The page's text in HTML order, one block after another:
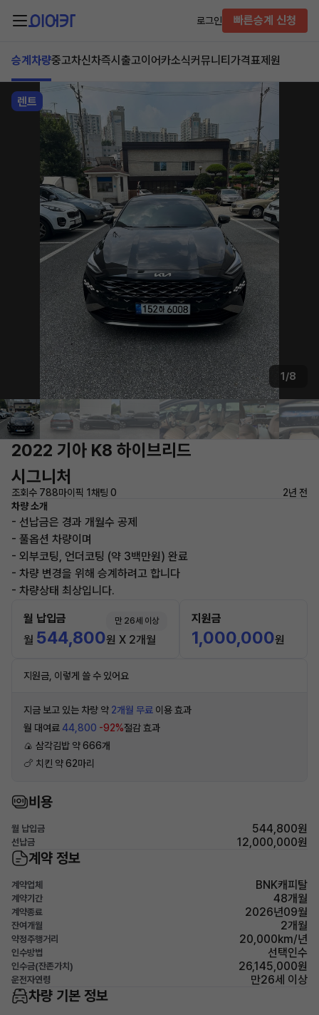
로그인 빠른승계 신청
승계차량중고차신차즉시출고이어카소식커뮤니티 가격표제원
렌트
1/8
2022 기아 K8 하이브리드
시그니처
조회수 788마이픽 1채팅 0
2년 전
차량 소개
- 선납금은 경과 개월수 공제
- 풀옵션 차량이며
- 외부코팅, 언더코팅 (약 3백만원) 완료
- 차량 변경을 위해 승계하려고 합니다
- 차량상태 최상입니다.
월 납입금 만 26세 이상
월 544,800원 X 2개월
지원금
1,000,000원
지원금, 이렇게 쓸 수 있어요
지금 보고 있는 차량 약 2개월 무료 이용 효과
월 대여료44,800 -92%절감 효과
🍙 삼각김밥 약 666개
🍗 치킨 약 62마리
비용
월 납입금 544,800원
선납금 12,000,000원
계약 정보
계약업체 BNK캐피탈
계약기간 48개월
계약종료 2026년09월
잔여개월 2개월
약정주행거리 20,000km/년
인수방법 선택인수
인수금(잔존가치) 26,145,000원
운전자연령 만26세 이상
차량 기본 정보